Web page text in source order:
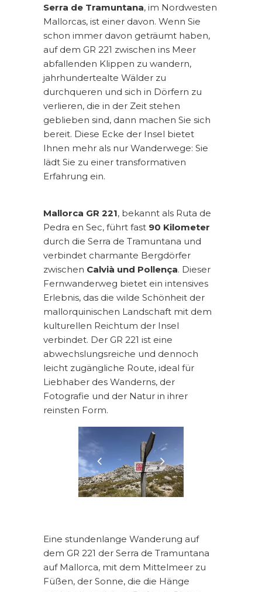
Serra de Tramuntana, im Nordwesten
Mallorcas, ist einer davon. Wenn Sie
schon immer davon geträumt haben,
auf dem GR 221 zwischen ins Meer
abfallenden Klippen zu wandern,
jahrhundertealte Wälder zu
durchqueren und sich in Dörfern zu
verlieren, die in der Zeit stehen
geblieben sind, dann machen Sie sich
bereit. Diese Ecke der Insel bietet
Ihnen mehr als nur Wanderwege: Sie
lädt Sie zu einer transformativen
Erfahrung ein.
Mallorca GR 221, bekannt als Ruta de
Pedra en Sec, führt fast 90 Kilometer
durch die Serra de Tramuntana und
verbindet charmante Bergdörfer
zwischen Calvià und Pollença. Dieser
Fernwanderweg bietet ein intensives
Erlebnis, das die wilde Schönheit der
mallorquinischen Landschaft mit dem
kulturellen Reichtum der Insel
verbindet. Der GR 221 ist eine
abwechslungsreiche und dennoch
leicht zugängliche Route, ideal für
Liebhaber des Wanderns, der
Fotografie und der Natur in ihrer
reinsten Form.
Eine stundenlange Wanderung auf
dem GR 221 der Serra de Tramuntana
auf Mallorca, mit dem Mittelmeer zu
Füßen, der Sonne, die die Hänge